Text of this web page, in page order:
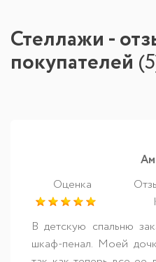
Стеллажи -
покупателей (5
Оценка
В детскую спальню
шкаф-пенал. Моей